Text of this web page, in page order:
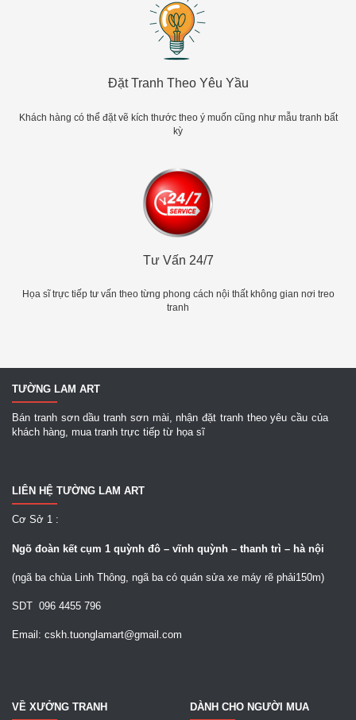
Đặt Tranh Theo Yêu Yầu
Khách hàng có thể đặt vẽ kích thước theo ý muốn cũng như mẫu tranh bất
kỳ
Tư Vấn 24/7
Họa sĩ trực tiếp tư vấn theo từng phong cách nội thất không gian nơi treo
tranh
TƯỜNG LAM ART
Bán tranh sơn dầu tranh sơn mài, nhận đặt tranh theo yêu cầu của
khách hàng, mua tranh trực tiếp từ họa sĩ
LIÊN HỆ TƯỜNG LAM ART
Cơ Sở 1 :
Ngõ đoàn kết cụm 1 quỳnh đô – vĩnh quỳnh – thanh trì – hà nội
(ngã ba chùa Linh Thông, ngã ba có quán sửa xe máy rẽ phải150m)
SDT 096 4455 796
Email: cskh.tuonglamart@gmail.com
VỀ XƯỞNG TRANH DÀNH CHO NGƯỜI MUA